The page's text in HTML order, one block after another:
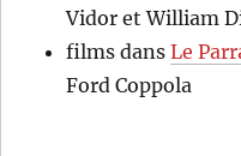
Vidor et William
films dansLe
Ford Coppola